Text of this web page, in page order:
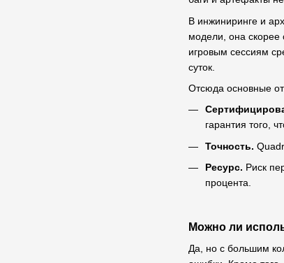
В инжиниринге и
модели, она скорее
игровым сессиям
суток.
Отсюда основные
гарантия того,
Точность.
Ресурс. Риск
процента.
Можно ли
Да, но с большим